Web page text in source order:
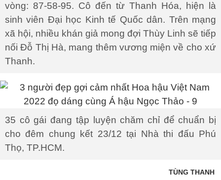
vòng: 87-58-95. Cô đến từ Thanh Hóa, hiện là
sinh viên Đại học Kinh tế Quốc dân. Trên mạng
xã hội, nhiều khán giả mong đợi Thùy Linh sẽ tiếp
nối Đỗ Thị Hà, mang thêm vương miện về cho xứ
Thanh.
35 cô gái đang tập luyện chăm chỉ để chuẩn bị
cho đêm chung kết 23/12 tại Nhà thi đấu Phú
Thọ, TP.HCM.
TÙNG THANH